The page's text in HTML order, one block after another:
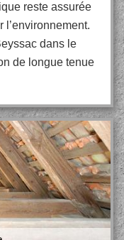
reste assurée
l’environnement.
dans le
de longue tenue